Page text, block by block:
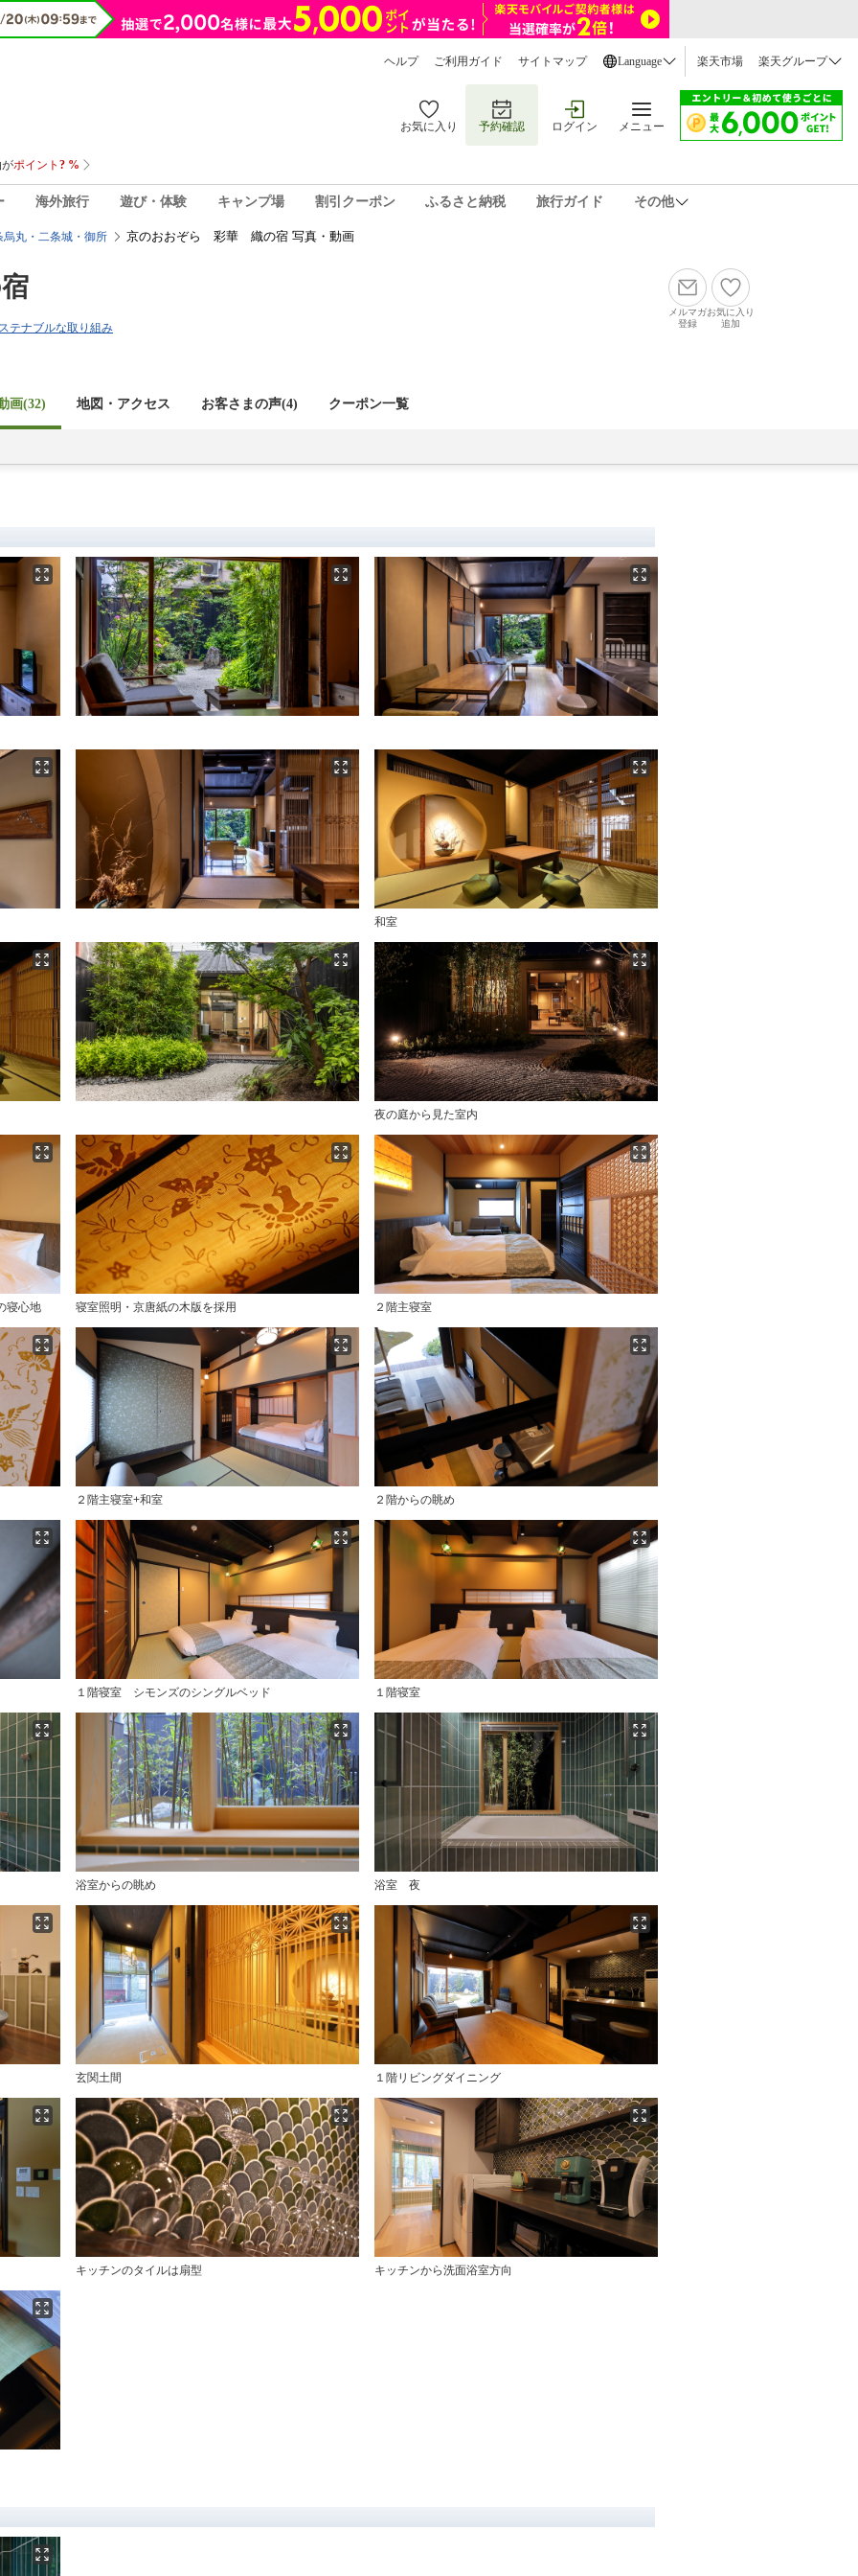
ヘルプ ご利用ガイド サイトマップ Language 楽天市場 楽天グループ
お気に入り 予約確認 ログイン メニュー
海外旅行 遊び・体験 キャンプ場 割引クーポン ふるさと納税 旅行ガイド その他
烏丸・二条城・御所 京のおおぞら 彩華 織の宿 写真・動画
テナブルな取り組み
メルマガ
登録
お気に入り
追加
画(32) 地図・アクセス お客さまの声(4) クーポン一覧
和室
夜の庭から見た室内
寝心地 寝室照明・京唐紙の木版を採用 ２階主寝室
２階主寝室+和室 ２階からの眺め
１階寝室 シモンズのシングルベッド １階寝室
浴室からの眺め 浴室 夜
玄関土間 １階リビングダイニング
キッチンのタイルは扇型 キッチンから洗面浴室方向